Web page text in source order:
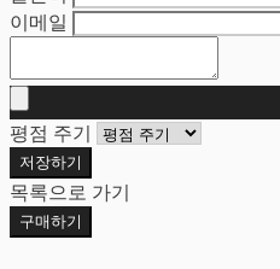
이메일
평점 주기
저장하기
목록으로 가기
구매하기